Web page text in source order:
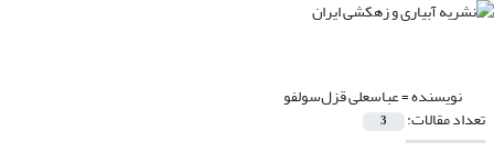
نویسنده =عباسعلی قزل‌سولفو
تعداد مقالات: 3